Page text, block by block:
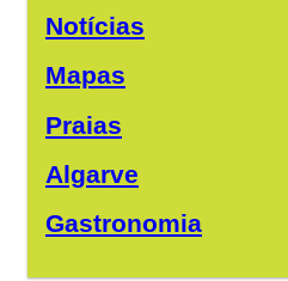
Notícias
Mapas
Praias
Algarve
Gastronomia